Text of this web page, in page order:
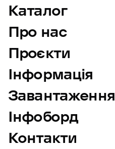
Каталог
Про нас
Проєкти
Інформація
Завантаження
Інфоборд
Контакти